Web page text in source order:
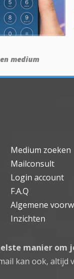
medium
Medium zoeken
Mailconsult
Login account
F.A.Q
Algemene
Inzichten
manier om
kan ook, altijd